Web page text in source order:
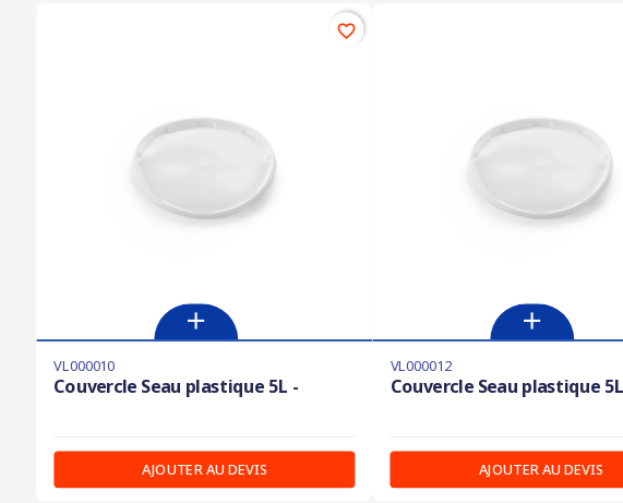
VL000010
Couvercle Seau plastique 5L -
AJOUTER AU DEVIS
favorite_border
VL000012
Couvercle Seau plastique
AJOUTER AU DEVIS